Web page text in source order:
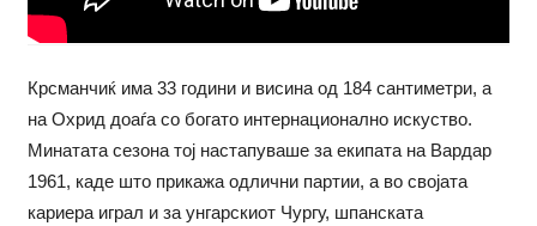
Крсманчиќ има 33 години и висина од 184 сантиметри, а
на Охрид доаѓа со богато интернационално искуство.
Минатата сезона тој настапуваше за екипата на Вардар
1961, каде што прикажа одлични партии, а во својата
кариера играл и за унгарскиот Чургу, шпанската